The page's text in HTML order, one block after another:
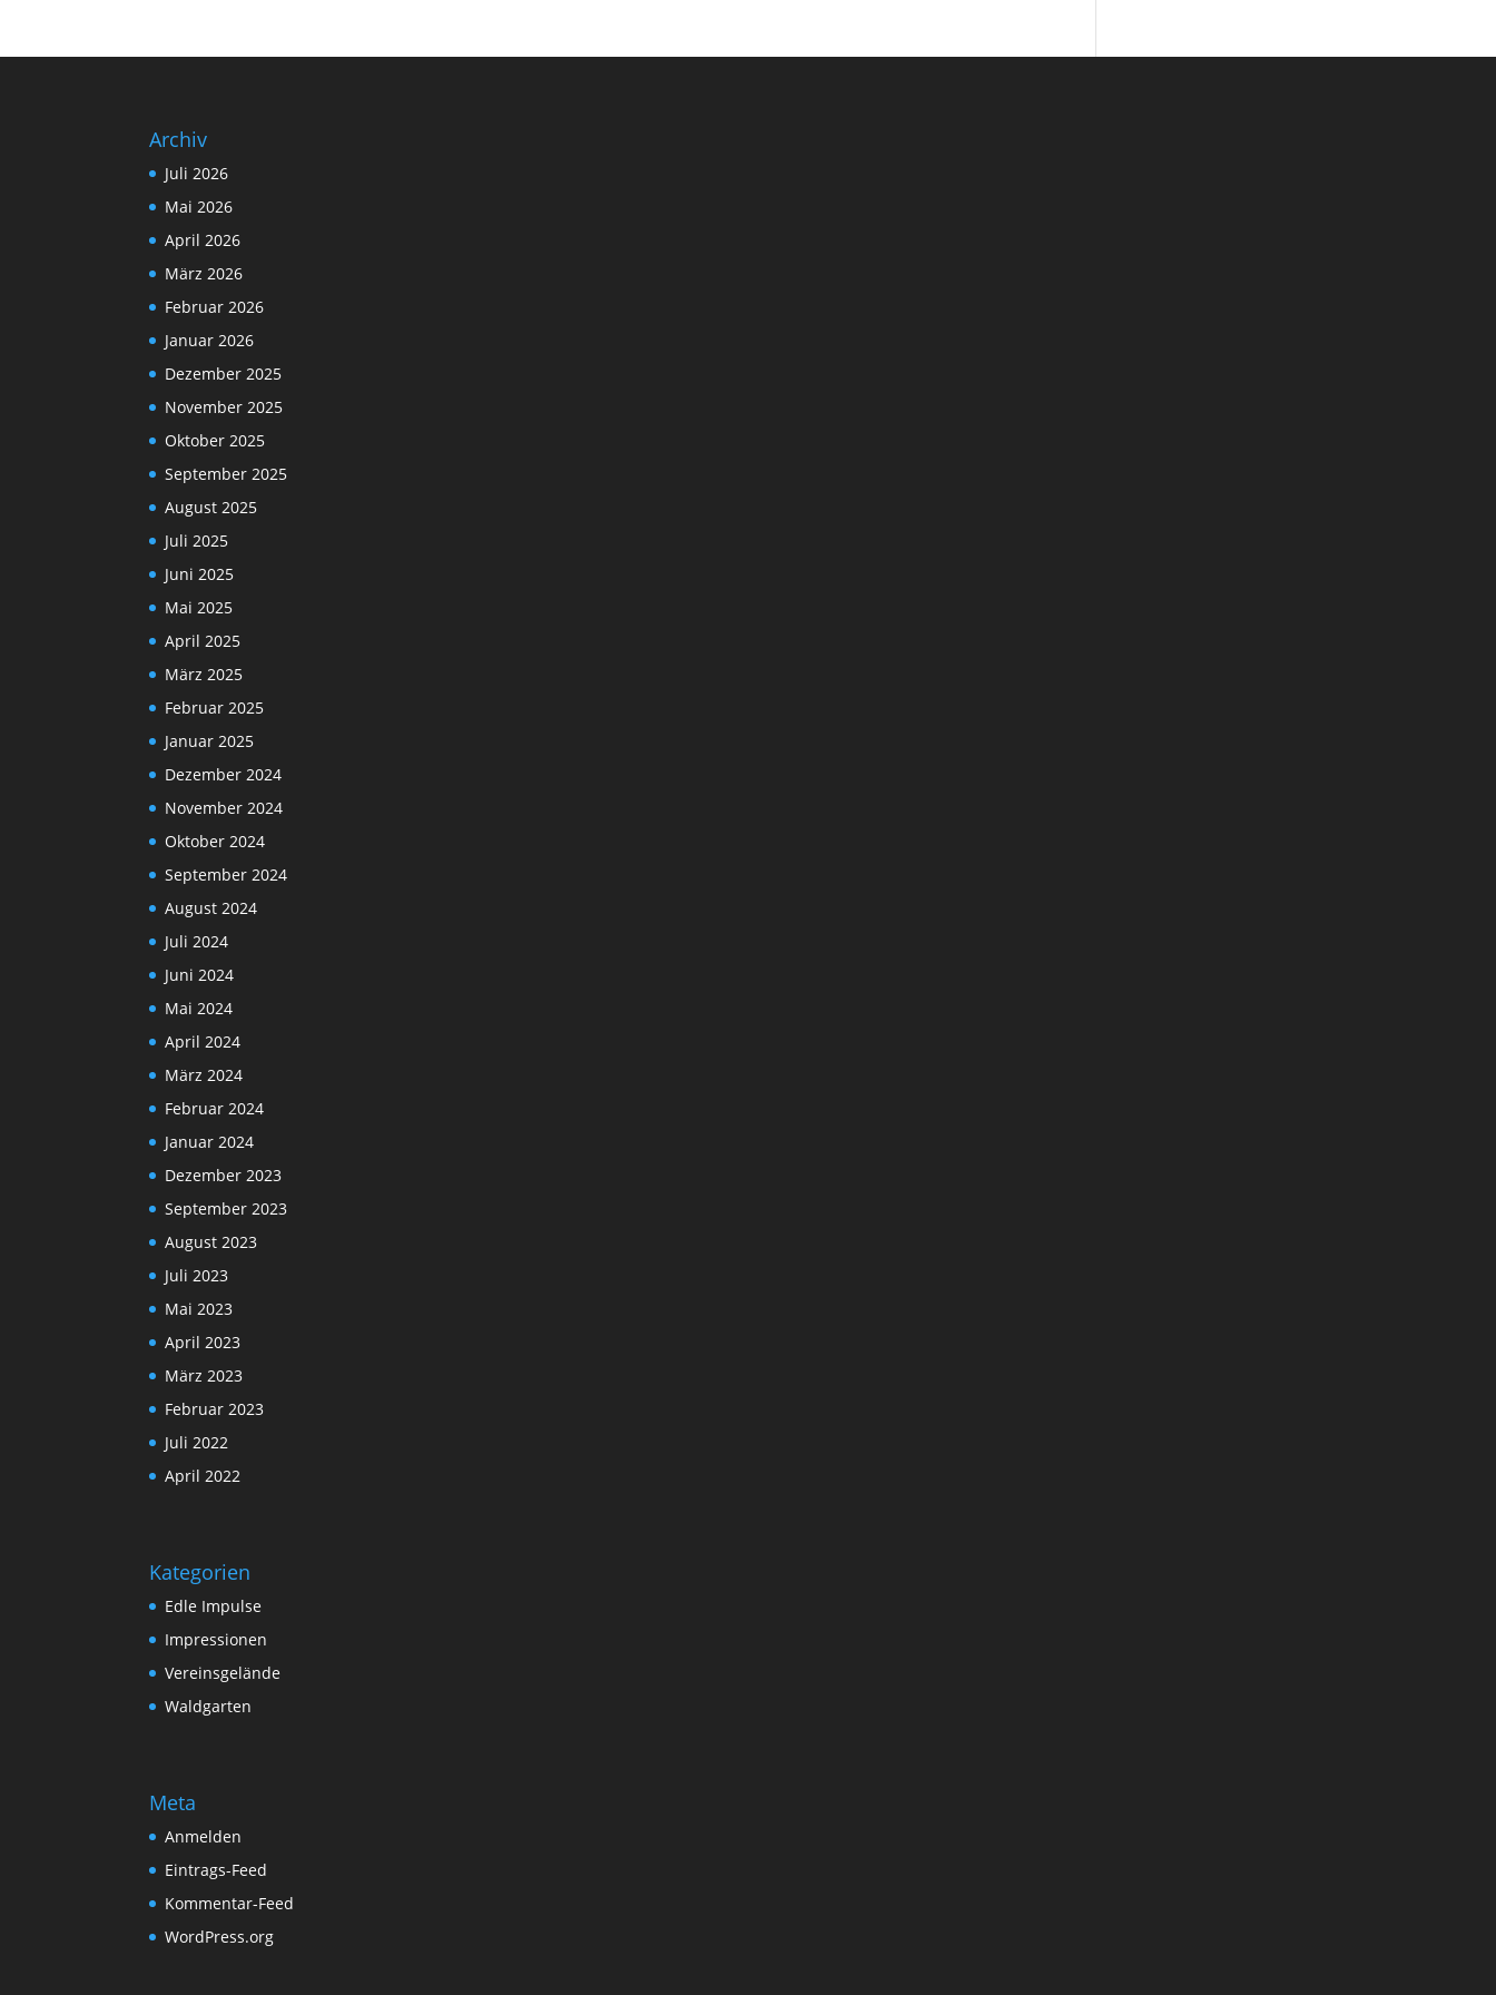
Archiv
Juli 2026
Mai 2026
April 2026
März 2026
Februar 2026
Januar 2026
Dezember 2025
November 2025
Oktober 2025
September 2025
August 2025
Juli 2025
Juni 2025
Mai 2025
April 2025
März 2025
Februar 2025
Januar 2025
Dezember 2024
November 2024
Oktober 2024
September 2024
August 2024
Juli 2024
Juni 2024
Mai 2024
April 2024
März 2024
Februar 2024
Januar 2024
Dezember 2023
September 2023
August 2023
Juli 2023
Mai 2023
April 2023
März 2023
Februar 2023
Juli 2022
April 2022
Kategorien
Edle Impulse
Impressionen
Vereinsgelände
Waldgarten
Meta
Anmelden
Eintrags-Feed
Kommentar-Feed
WordPress.org